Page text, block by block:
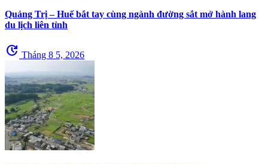
Quảng Trị – Huế bắt tay cùng ngành đường sắt mở hành lang
du lịch liên tỉnh
update Tháng 8 5, 2026